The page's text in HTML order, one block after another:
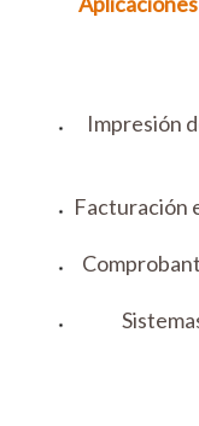
Impresión
Facturación